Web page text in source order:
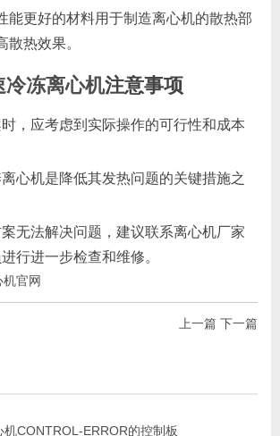
能更好的材料用于制造离心机的散热部
散热效果。
冻离心机注意事项
，应考虑到实际操作的可行性和成本
心机是降低其发热问题的关键措施之
无法解决问题，建议联系离心机厂家
行进一步检查和维修。
官网
上一篇 下一篇
CONTROL-ERROR的控制板